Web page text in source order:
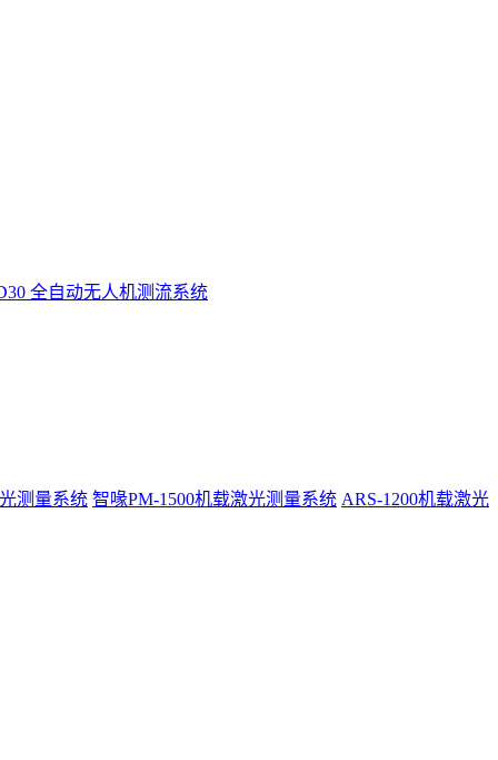
全自动无人机测流系统
测量系统 智喙PM-1500机载激光测量系统 ARS-1200机载激光